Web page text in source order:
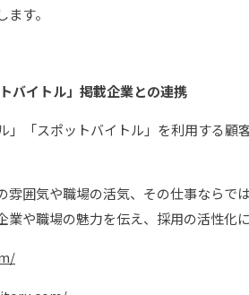
す。
バイトル」掲載企業との連携
「スポットバイトル」を利用する顧
囲気や職場の活気、その仕事ならで
や職場の魅力を伝え、採用の活性化